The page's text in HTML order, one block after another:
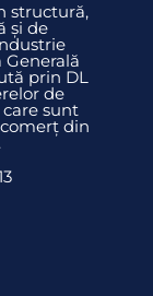
structură,
și de
prin DL
de
sunt
din